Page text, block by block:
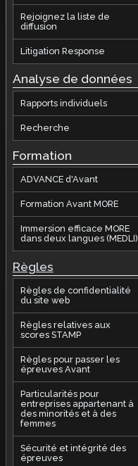
Rejoignez la liste de
diffusion
Litigation Response
Analyse de données
Rapports individuels
Recherche
Formation
ADVANCE d'Avant
Formation Avant MORE
Immersion efficace MORE
dans deux langues (MEDLI)
Règles
Règles de confidentialité
du site web
Règles relatives aux
scores STAMP
Règles pour passer les
épreuves Avant
Particularités pour
entreprises appartenant à
des minorités et à des
femmes
Sécurité et intégrité des
épreuves